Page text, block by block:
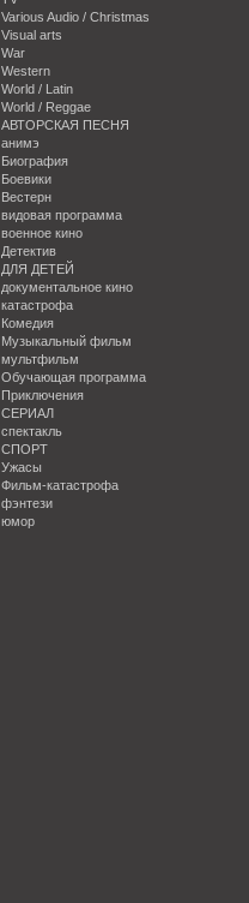
Various Audio / Christmas
Visual arts
War
Western
World / Latin
World / Reggae
АВТОРСКАЯ ПЕСНЯ
анимэ
Биография
Боевики
Вестерн
видовая программа
военное кино
Детектив
ДЛЯ ДЕТЕЙ
документальное кино
катастрофа
Комедия
Музыкальный фильм
мультфильм
Обучающая программа
Приключения
СЕРИАЛ
спектакль
СПОРТ
Ужасы
Фильм-катастрофа
фэнтези
юмор